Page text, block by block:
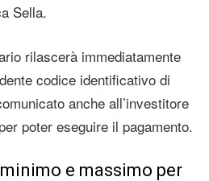
Sella.
rilascerà immediatamente
codice identificativo di
anche all’investitore
poter eseguire il pagamento.
e massimo per